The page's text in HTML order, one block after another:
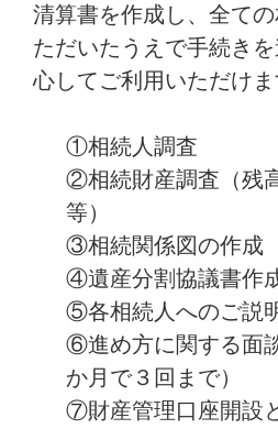
清算書を作成し、全て
ただいたうえで手続き
心してご利用いただけま
①相続人調査
②相続財産調査（残
等）
③相続関係図の作成
④遺産分割協議書作
⑤各相続人へのご説
⑥進め方に関する面
か月で３回まで）
⑦財産管理口座開設